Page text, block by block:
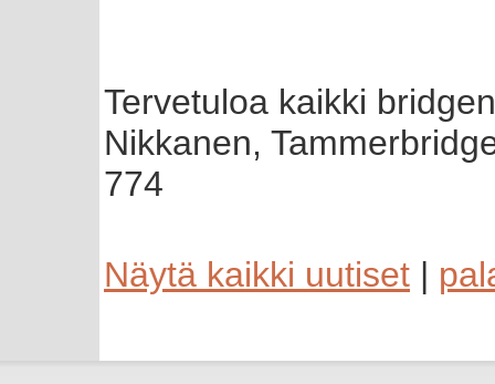
Tervetuloa kaikki
Nikkanen,
774
Näytä kaikki uutiset |